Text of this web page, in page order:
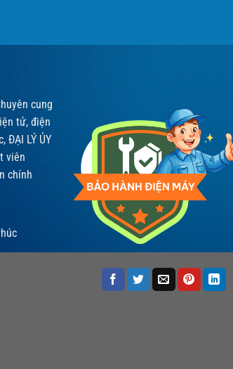
cung
tử, điện
ĐẠI LÝ ỦY
viên
chính